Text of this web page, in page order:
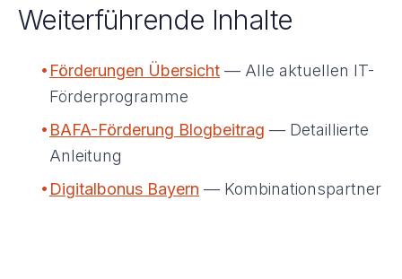
Weiterführende Inhalte
• Förderungen Übersicht — Alle aktuellen IT-
Förderprogramme
• BAFA-Förderung Blogbeitrag — Detaillierte
Anleitung
• Digitalbonus Bayern — Kombinationspartner